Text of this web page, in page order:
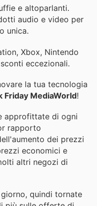
e altoparlanti.
audio e video per
unica.
Xbox, Nintendo
eccezionali.
la tua tecnologia
Friday MediaWorld!
approfittate di ogni
rapporto
dei prezzi
economici e
altri negozi di
quindi tornate